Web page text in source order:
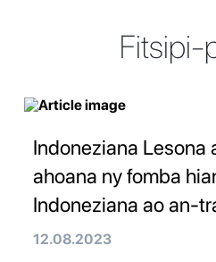
Fitsipi-
Indoneziana Lesona
ahoana ny fomba
Indoneziana ao an-
12.08.2023